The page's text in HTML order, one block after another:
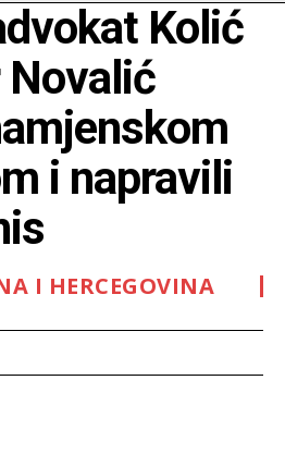
Kolić
i napravili
I HERCEGOVINA